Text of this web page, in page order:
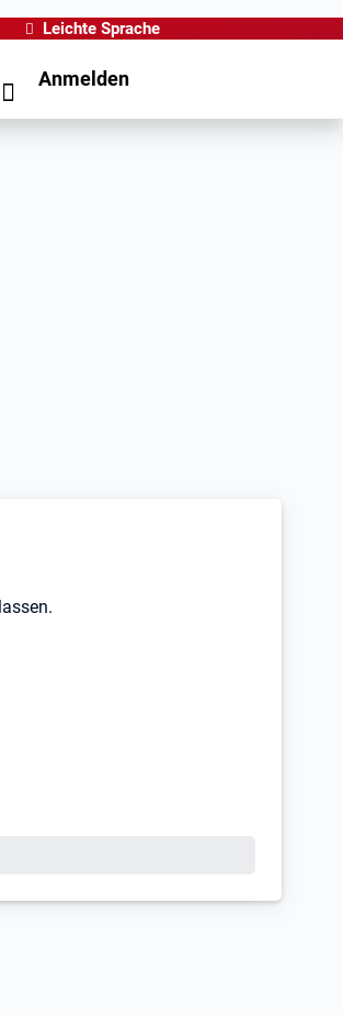
Leichte Sprache
Anmelden